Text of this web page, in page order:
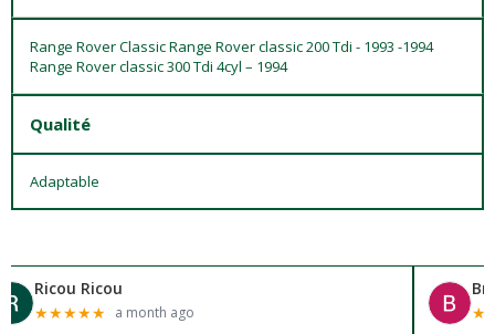
Range Rover Classic Range Rover classic 200 Tdi - 1993 -1994
Range Rover classic 300 Tdi 4cyl – 1994
Qualité
Adaptable
Ricou Ricou
★★★★★ a month ago
★